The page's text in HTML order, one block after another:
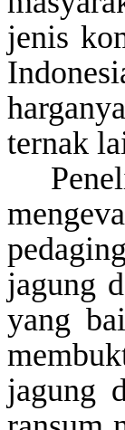
jenis
ternak
jagung
yang
jagung